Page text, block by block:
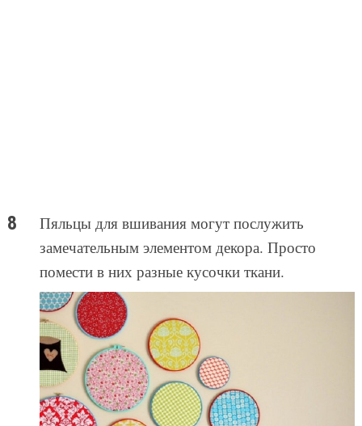
Пяльцы для вшивания могут послужить
замечательным элементом декора. Просто
помести в них разные кусочки ткани.